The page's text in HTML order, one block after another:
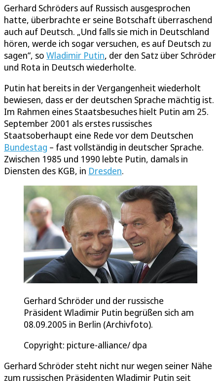
Gerhard Schröders auf Russisch ausgesprochen
hatte, überbrachte er seine Botschaft überraschend
auch auf Deutsch. „Und falls sie mich in Deutschland
hören, werde ich sogar versuchen, es auf Deutsch zu
sagen“, so Wladimir Putin, der den Satz über Schröder
und Rota in Deutsch wiederholte.
Putin hat bereits in der Vergangenheit wiederholt
bewiesen, dass er der deutschen Sprache mächtig ist.
Im Rahmen eines Staatsbesuches hielt Putin am 25.
September 2001 als erstes russisches
Staatsoberhaupt eine Rede vor dem Deutschen
Bundestag – fast vollständig in deutscher Sprache.
Zwischen 1985 und 1990 lebte Putin, damals in
Diensten des KGB, in Dresden.
Gerhard Schröder und der russische
Präsident Wladimir Putin begrüßen sich am
08.09.2005 in Berlin (Archivfoto).
Copyright: picture-alliance/ dpa
Gerhard Schröder steht nicht nur wegen seiner Nähe
zum russischen Präsidenten Wladimir Putin seit